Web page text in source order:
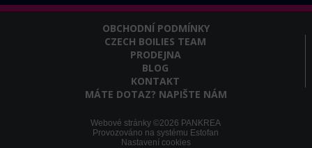
OBCHODNÍ PODMÍNKY
CZECH BOILIES TEAM
PRODEJNA
BLOG
KONTAKT
MÁTE DOTAZ? NAPIŠTE NÁM
Webové stránky ©2026 PANKREA
Provozováno na systému Estofan
Nastavení cookies